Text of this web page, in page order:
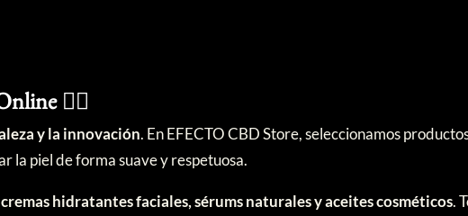
💆‍♀️
y la innovación. En EFECTO CBD Store, seleccionamos
la piel de forma suave y respetuosa.
hidratantes faciales, sérums naturales y aceites cosméticos.